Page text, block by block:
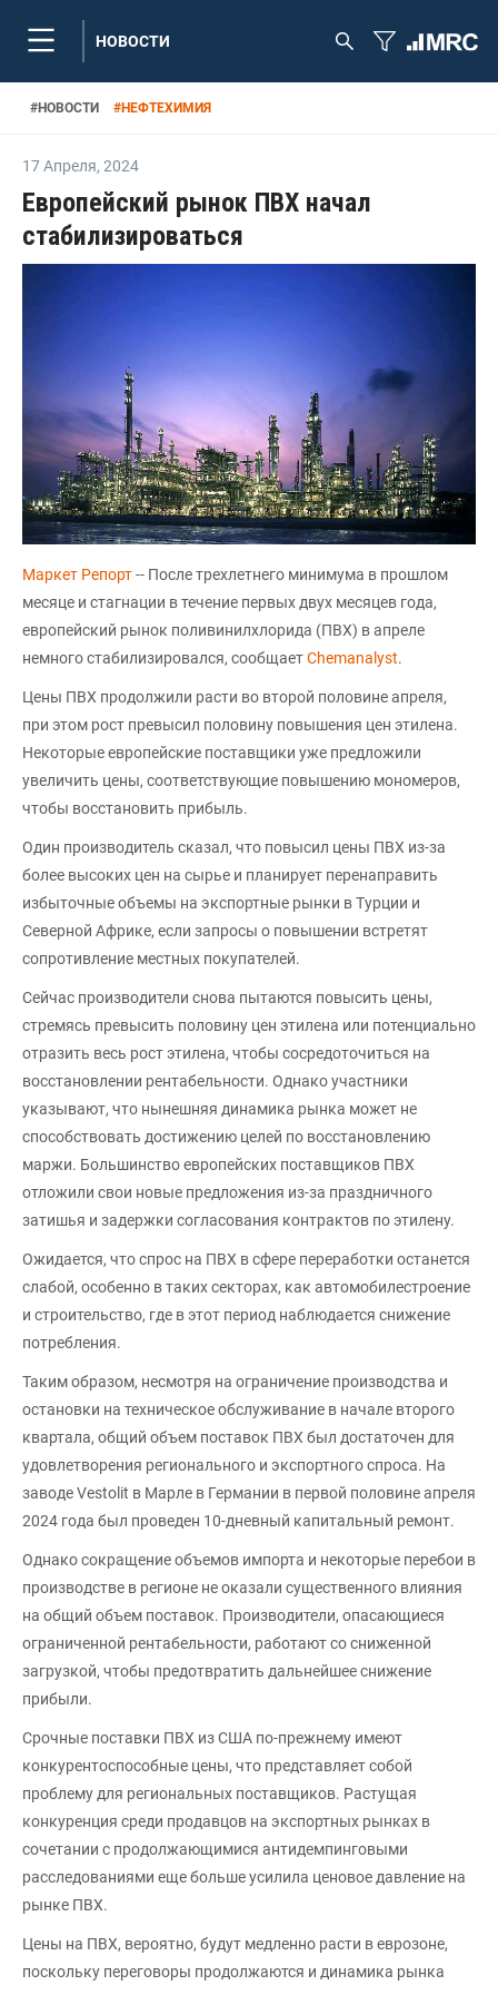
НОВОСТИ
#НОВОСТИ #НЕФТЕХИМИЯ
17 Апреля, 2024
Европейский рынок ПВХ начал
стабилизироваться
Маркет Репорт-- После трехлетнего минимума в прошлом
месяце и стагнации в течение первых двух месяцев года,
европейский рынок поливинилхлорида (ПВХ) в апреле
немного стабилизировался, сообщаетChemanalyst.
Цены ПВХ продолжили расти во второй половине апреля,
при этом рост превысил половину повышения цен этилена.
Некоторые европейские поставщики уже предложили
увеличить цены, соответствующие повышению мономеров,
чтобы восстановить прибыль.
Один производитель сказал, что повысил цены ПВХ из-за
более высоких цен на сырье и планирует перенаправить
избыточные объемы на экспортные рынки в Турции и
Северной Африке, если запросы о повышении встретят
сопротивление местных покупателей.
Сейчас производители снова пытаются повысить цены,
стремясь превысить половину цен этилена или потенциально
отразить весь рост этилена, чтобы сосредоточиться на
восстановлении рентабельности. Однако участники
указывают, что нынешняя динамика рынка может не
способствовать достижению целей по восстановлению
маржи. Большинство европейских поставщиков ПВХ
отложили свои новые предложения из-за праздничного
затишья и задержки согласования контрактов по этилену.
Ожидается, что спрос на ПВХ в сфере переработки останется
слабой, особенно в таких секторах, как автомобилестроение
и строительство, где в этот период наблюдается снижение
потребления.
Таким образом, несмотря на ограничение производства и
остановки на техническое обслуживание в начале второго
квартала, общий объем поставок ПВХ был достаточен для
удовлетворения регионального и экспортного спроса. На
заводе Vestolit в Марле в Германии в первой половине апреля
2024 года был проведен 10-дневный капитальный ремонт.
Однако сокращение объемов импорта и некоторые перебои в
производстве в регионе не оказали существенного влияния
на общий объем поставок. Производители, опасающиеся
ограниченной рентабельности, работают со сниженной
загрузкой, чтобы предотвратить дальнейшее снижение
прибыли.
Срочные поставки ПВХ из США по-прежнему имеют
конкурентоспособные цены, что представляет собой
проблему для региональных поставщиков. Растущая
конкуренция среди продавцов на экспортных рынках в
сочетании с продолжающимися антидемпинговыми
расследованиями еще больше усилила ценовое давление на
рынке ПВХ.
Цены на ПВХ, вероятно, будут медленно расти в еврозоне,
поскольку переговоры продолжаются и динамика рынка